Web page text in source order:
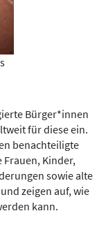
Bürger*innen
für diese ein.
benachteiligte
Frauen, Kinder,
sowie alte
zeigen auf, wie
kann.